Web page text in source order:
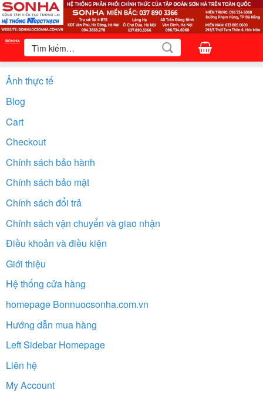
Bỏ
qua
nội
Tìm
kiếm:
Ảnh thực tế
Blog
Cart
Checkout
Chính sách bảo hành
Chính sách bảo mật
Chính sách đổi trả
Chính sách vận chuyển và giao nhận
Điều khoản và điều kiện
Giới thiệu
Hệ thống cửa hàng
homepage Bonnuocsonha.com.vn
Hướng dẫn mua hàng
Left Sidebar Homepage
Liên hệ
My Account